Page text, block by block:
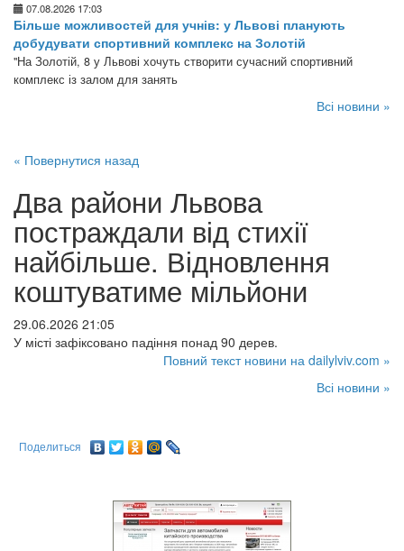
07.08.2026 17:03
Більше можливостей для учнів: у Львові планують
добудувати спортивний комплекс на Золотій
"На Золотій, 8 у Львові хочуть створити сучасний спортивний
комплекс із залом для занять
Всі новини »
« Повернутися назад
Два райони Львова
постраждали від стихії
найбільше. Відновлення
коштуватиме мільйони
29.06.2026 21:05
У місті зафіксовано падіння понад 90 дерев.
Повний текст новини на dailylviv.com »
Всі новини »
Поделиться